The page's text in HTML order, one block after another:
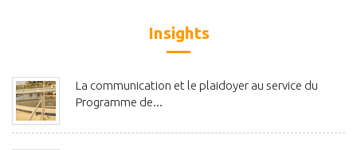
Insights
La communication et le plaidoyer au service du
Programme de...